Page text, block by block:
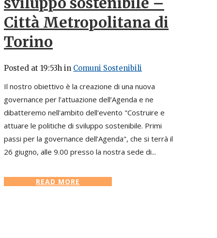
Città Metropolitana di
Torino
Posted at 19:53h in Comuni Sostenibili
Il nostro obiettivo è la creazione di una nuova
governance per l’attuazione dell’Agenda e ne
dibatteremo nell'ambito dell'evento "Costruire e
attuare le politiche di sviluppo sostenibile. Primi
passi per la governance dell’Agenda", che si terrà il
26 giugno, alle 9.00 presso la nostra sede di...
READ MORE